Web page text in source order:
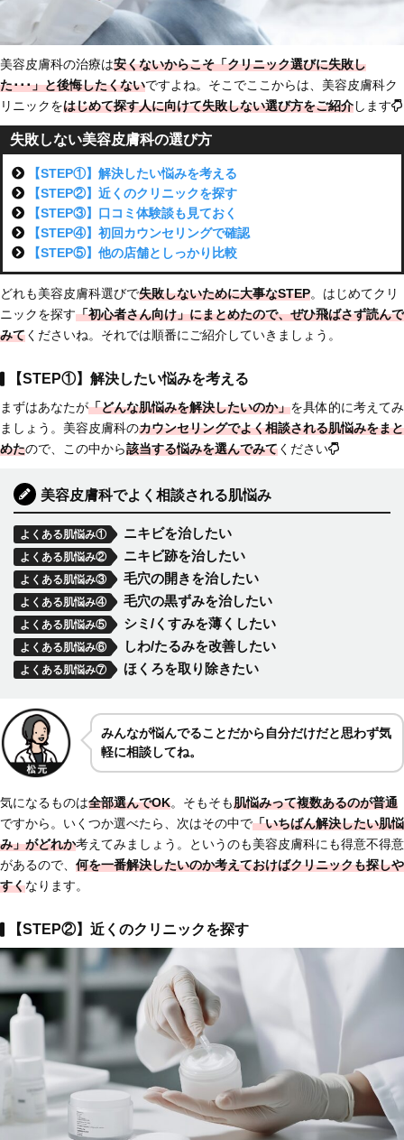
美容皮膚科の治療は安くないからこそ「クリニック選びに失敗し
た･･･」と後悔したくないですよね。そこでここからは、美容皮膚科ク
リニックをはじめて探す人に向けて失敗しない選び方をご紹介します
失敗しない美容皮膚科の選び方
【STEP①】解決したい悩みを考える
【STEP②】近くのクリニックを探す
【STEP③】口コミ体験談も見ておく
【STEP④】初回カウンセリングで確認
【STEP⑤】他の店舗としっかり比較
どれも美容皮膚科選びで失敗しないために大事なSTEP。はじめてクリ
ニックを探す「初心者さん向け」にまとめたので、ぜひ飛ばさず読んで
みてくださいね。それでは順番にご紹介していきましょう。
【STEP①】解決したい悩みを考える
まずはあなたが「どんな肌悩みを解決したいのか」を具体的に考えてみ
ましょう。美容皮膚科のカウンセリングでよく相談される肌悩みをまと
めたので、この中から該当する悩みを選んでみてください
美容皮膚科でよく相談される肌悩み
よくある肌悩み① ニキビを治したい
よくある肌悩み② ニキビ跡を治したい
よくある肌悩み③ 毛穴の開きを治したい
よくある肌悩み④ 毛穴の黒ずみを治したい
よくある肌悩み⑤ シミ/くすみを薄くしたい
よくある肌悩み⑥ しわ/たるみを改善したい
よくある肌悩み⑦ ほくろを取り除きたい
みんなが悩んでることだから自分だけだと思わず気
軽に相談してね。
気になるものは全部選んでOK。そもそも肌悩みって複数あるのが普通
ですから。いくつか選べたら、次はその中で「いちばん解決したい肌悩
み」がどれか考えてみましょう。というのも美容皮膚科にも得意不得意
があるので、 何を一番解決したいのか考えておけばクリニックも探しや
すくなります。
【STEP②】近くのクリニックを探す